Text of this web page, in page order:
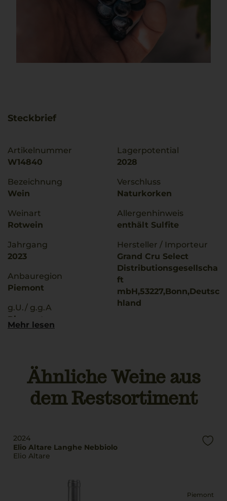
Steckbrief
Artikelnummer
W14840
Bezeichnung
Wein
Weinart
Rotwein
Jahrgang
2023
Anbauregion
Piemont
g.U./ g.g.A
Piemont
Trinktemperatur
16 °C
Alkoholgehalt
Lagerpotential
2028
Verschluss
Naturkorken
Allergenhinweis
enthält Sulfite
Hersteller / Importeur
Grand Cru Select
Distributionsgesellscha
ft
mbH,53227,Bonn,Deutsc
hland
Geschmack
trocken
Mehr lesen
Ähnliche Weine aus
dem Restsortiment
2024
Elio Altare Langhe Nebbiolo
Elio Altare
Piemont